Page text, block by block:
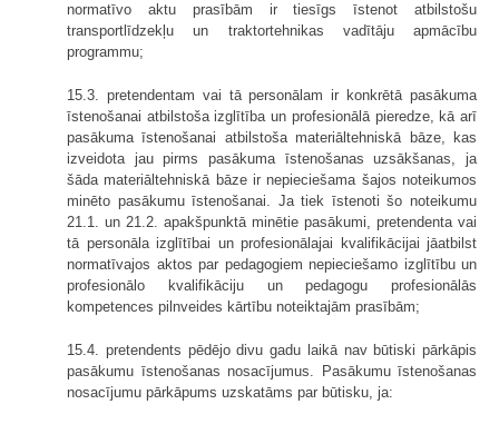
normatīvo aktu prasībām ir tiesīgs īstenot atbilstošu
transportlīdzekļu un traktortehnikas vadītāju apmācību
programmu;
15.3. pretendentam vai tā personālam ir konkrētā pasākuma
īstenošanai atbilstoša izglītība un profesionālā pieredze, kā arī
pasākuma īstenošanai atbilstoša materiāltehniskā bāze, kas
izveidota jau pirms pasākuma īstenošanas uzsākšanas, ja
šāda materiāltehniskā bāze ir nepieciešama šajos noteikumos
minēto pasākumu īstenošanai. Ja tiek īstenoti šo noteikumu
21.1. un 21.2. apakšpunktā minētie pasākumi, pretendenta vai
tā personāla izglītībai un profesionālajai kvalifikācijai jāatbilst
normatīvajos aktos par pedagogiem nepieciešamo izglītību un
profesionālo kvalifikāciju un pedagogu profesionālās
kompetences pilnveides kārtību noteiktajām prasībām;
15.4. pretendents pēdējo divu gadu laikā nav būtiski pārkāpis
pasākumu īstenošanas nosacījumus. Pasākumu īstenošanas
nosacījumu pārkāpums uzskatāms par būtisku, ja: